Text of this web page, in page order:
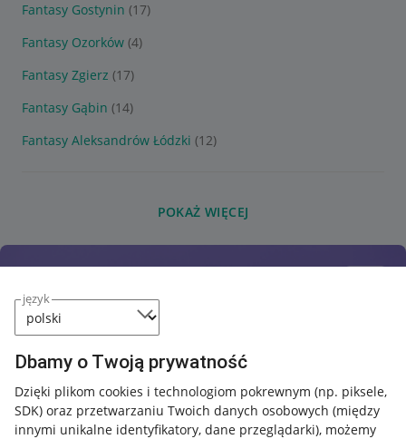
język
Dbamy o Twoją prywatność
Dzięki plikom cookies i technologiom pokrewnym (np. piksele,
SDK) oraz przetwarzaniu Twoich danych osobowych (między
innymi unikalne identyfikatory, dane przeglądarki), możemy
Fantasy Gostynin (17)
Fantasy Ozorków (4)
Fantasy Zgierz (17)
Fantasy Gąbin (14)
Fantasy Aleksandrów Łódzki (12)
POKAŻ WIĘCEJ